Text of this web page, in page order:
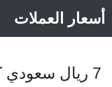
أسعار العملات
7 ريال سعودي كم دينار كويتي